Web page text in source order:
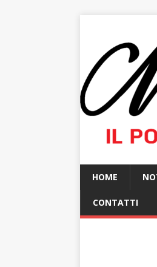
HOME
CONTATTI